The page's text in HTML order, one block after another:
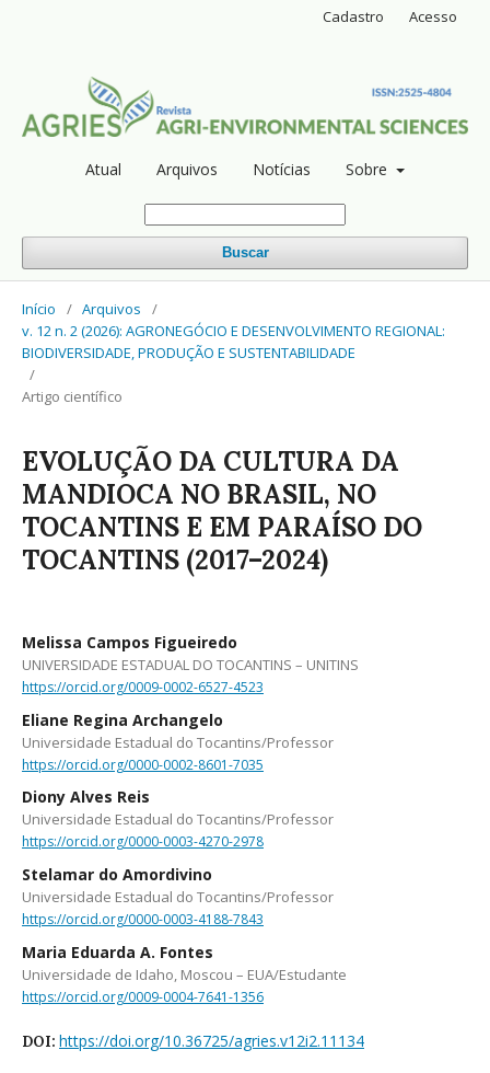
Atual Arquivos Notícias Sobre
Buscar
Cadastro Acesso
Início / Arquivos
/
v. 12 n. 2 (2026): AGRONEGÓCIO E DESENVOLVIMENTO REGIONAL:
BIODIVERSIDADE, PRODUÇÃO E SUSTENTABILIDADE
/
Artigo científico
EVOLUÇÃO DA CULTURA DA
MANDIOCA NO BRASIL, NO
TOCANTINS E EM PARAÍSO DO
TOCANTINS (2017–2024)
Melissa Campos Figueiredo
UNIVERSIDADE ESTADUAL DO TOCANTINS – UNITINS
https://orcid.org/0009-0002-6527-4523
Eliane Regina Archangelo
Universidade Estadual do Tocantins/Professor
https://orcid.org/0000-0002-8601-7035
Diony Alves Reis
Universidade Estadual do Tocantins/Professor
https://orcid.org/0000-0003-4270-2978
Stelamar do Amordivino
Universidade Estadual do Tocantins/Professor
https://orcid.org/0000-0003-4188-7843
Maria Eduarda A. Fontes
Universidade de Idaho, Moscou – EUA/Estudante
https://orcid.org/0009-0004-7641-1356
DOI: https://doi.org/10.36725/agries.v12i2.11134